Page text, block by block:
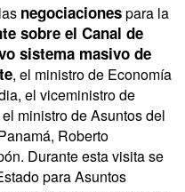
negociacionespara la
sobre el Canal de
sistema masivo de
, el ministro de Economía
el viceministro de
ministro de Asuntos del
Roberto
Durante esta visita se
para Asuntos